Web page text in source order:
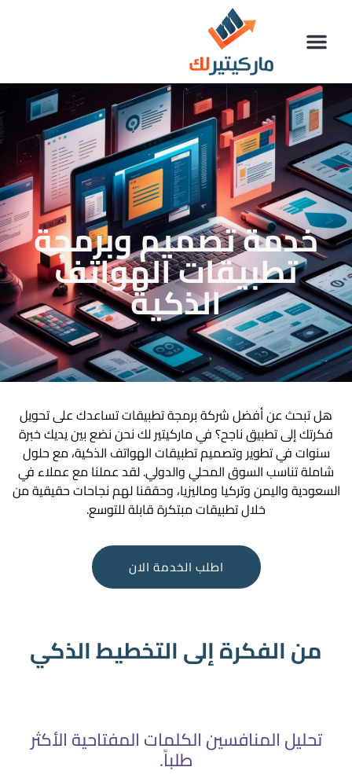
خدمة تصميم وبرمجة
تطبيقات الهواتف
الذكية
هل تبحث عن أفضل شركة برمجة تطبيقات تساعدك على تحويل
فكرتك إلى تطبيق ناجح؟ في ماركيتير لك نحن نضع بين يديك خبرة
سنوات في تطوير وتصميم تطبيقات الهواتف الذكية، مع حلول
شاملة تناسب السوق المحلي والدولي. لقد عملنا مع عملاء في
السعودية واليمن وتركيا وماليزيا، وحققنا لهم نجاحات حقيقية من
خلال تطبيقات مبتكرة قابلة للتوسع.
اطلب الخدمة الان
من الفكرة إلى التخطيط الذكي
تحليل المنافسين الكلمات المفتاحية الأكثر
طلباً.